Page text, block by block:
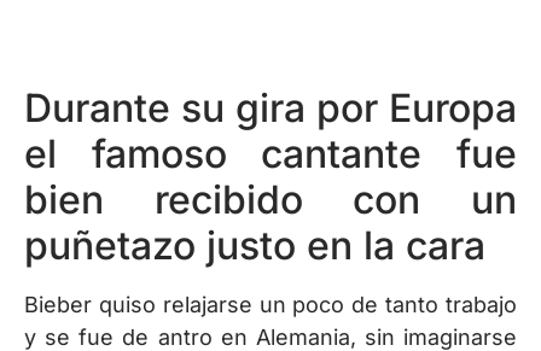
Durante su gira por Europa
el famoso cantante fue
bien recibido con un
puñetazo justo en la cara
Bieber quiso relajarse un poco de tanto trabajo
y se fue de antro en Alemania, sin imaginarse